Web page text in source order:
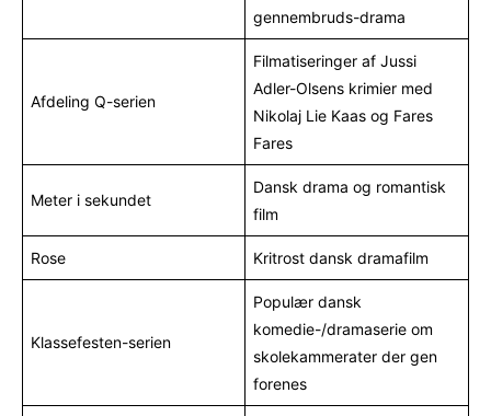
gennembruds-drama
Afdeling Q-serien
Filmatiseringer af Jussi
Adler-Olsens krimier med
Nikolaj Lie Kaas og Fares
Fares
Meter i sekundet
Dansk drama og romantisk
film
Rose Kritrost dansk dramafilm
Klassefesten-serien
Populær dansk
komedie-/dramaserie om
skolekammerater der gen
forenes